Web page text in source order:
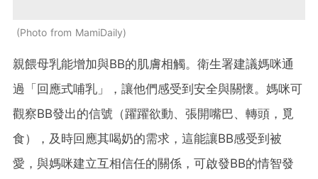
Photo from MamiDaily
親餵母乳能增加與BB的肌膚相觸。衛生署建議媽咪通
過「回應式哺乳」，讓他們感受到安全與關懷。媽咪可
觀察BB發出的信號（躍躍欲動、張開嘴巴、轉頭，覓
食），及時回應其喝奶的需求，這能讓BB感受到被
愛，與媽咪建立互相信任的關係，可啟發BB的情智發